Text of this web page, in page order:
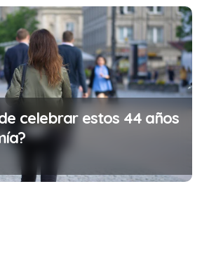
celebrar estos 44 años